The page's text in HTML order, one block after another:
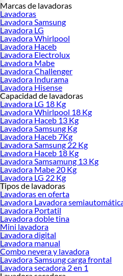
Marcas de lavadoras
Lavadoras
Lavadora Samsung
Lavadora LG
Lavadora Whirlpool
Lavadora Haceb
Lavadora Electrolux
Lavadora Mabe
Lavadora Challenger
Lavadora Indurama
Lavadora Hisense
Capacidad de lavadoras
Lavadora LG 18 Kg
Lavadora Whirlpool 18 Kg
Lavadora Haceb 13 Kg
Lavadora Samsung Kg
Lavadora Haceb 7Kg
Lavadora Samsung 22 Kg
Lavadora Haceb 18 Kg
Lavadora Samsamung 13 Kg
Lavadora Mabe 20 Kg
Lavadora LG 22 Kg
Tipos de lavadoras
Lavadoras en oferta
Lavadora Lavadora
Lavadora Portatil
Lavadora doble tina
Mini lavadora
Lavadora digital
Lavadora manual
Combo nevera y lavadora
Lavadora Samsung carga frontal
Lavadora secadora 2 en 1